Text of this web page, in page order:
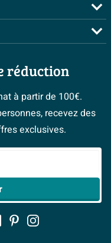
réduction
à partir de 100€.
recevez des
exclusives.